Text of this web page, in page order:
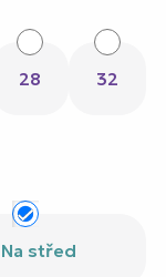
28 32
Na střed